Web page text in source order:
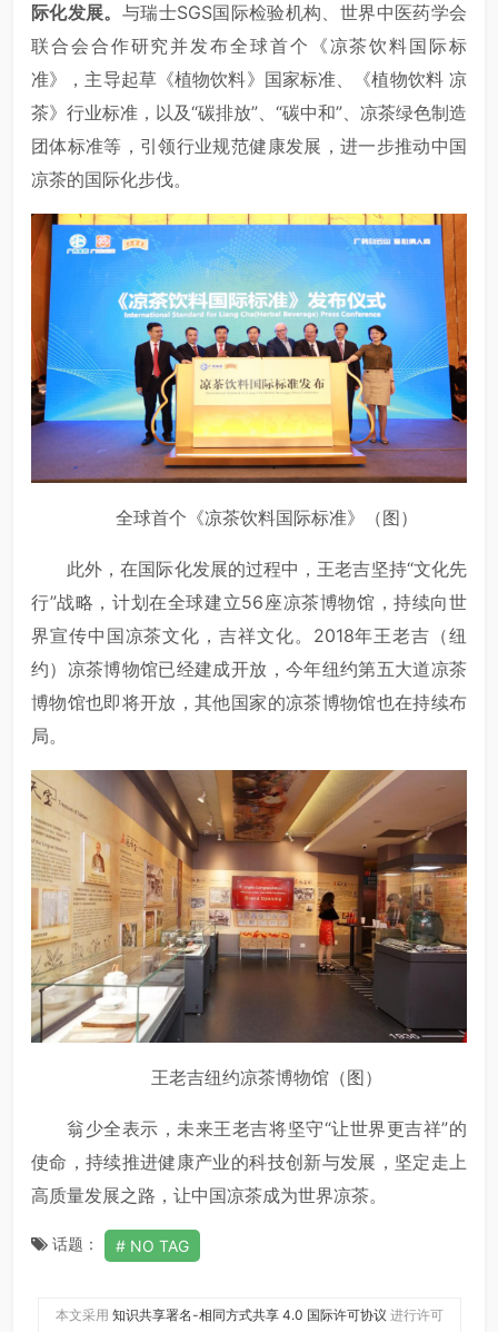
际化发展。 与瑞士SGS国际检验机构、世界中医药学会
联合会合作研究并发布全球首个《凉茶饮料国际标
准》，主导起草《植物饮料》国家标准、《植物饮料 凉
茶》行业标准，以及“碳排放”、“碳中和”、凉茶绿色制造
团体标准等，引领行业规范健康发展，进一步推动中国
凉茶的国际化步伐。
全球首个《凉茶饮料国际标准》（图）
此外，在国际化发展的过程中，王老吉坚持“文化先
行”战略，计划在全球建立56座凉茶博物馆，持续向世
界宣传中国凉茶文化，吉祥文化。2018年王老吉（纽
约）凉茶博物馆已经建成开放，今年纽约第五大道凉茶
博物馆也即将开放，其他国家的凉茶博物馆也在持续布
局。
王老吉纽约凉茶博物馆（图）
翁少全表示，未来王老吉将坚守“让世界更吉祥”的
使命，持续推进健康产业的科技创新与发展，坚定走上
高质量发展之路，让中国凉茶成为世界凉茶。
话题： NO TAG
本文采用 知识共享署名-相同方式共享 4.0 国际许可协议 进行许可